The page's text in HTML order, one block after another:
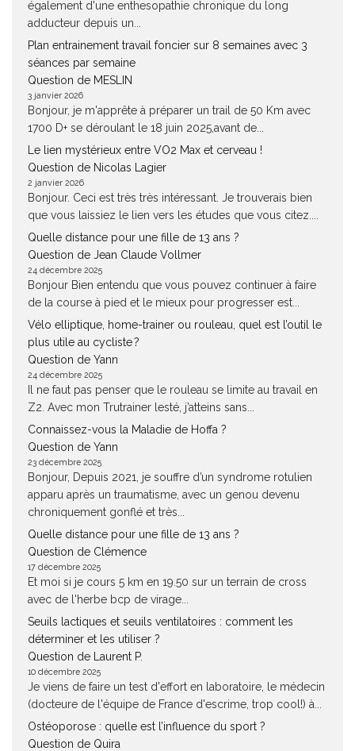
également d'une enthesopathie chronique du long
adducteur depuis un...
Plan entrainement travail foncier sur 8 semaines avec 3
séances par semaine
Question de MESLIN
3 janvier 2026
Bonjour, je m'apprête à préparer un trail de 50 Km avec
1700 D+ se déroulant le 18 juin 2025,avant de...
Le lien mystérieux entre VO2 Max et cerveau !
Question de Nicolas Lagier
2 janvier 2026
Bonjour. Ceci est très très intéressant. Je trouverais bien
que vous laissiez le lien vers les études que vous citez....
Quelle distance pour une fille de 13 ans ?
Question de Jean Claude Vollmer
24 décembre 2025
Bonjour Bien entendu que vous pouvez continuer à faire
de la course à pied et le mieux pour progresser est...
Vélo elliptique, home-trainer ou rouleau, quel est l’outil le
plus utile au cycliste ?
Question de Yann
24 décembre 2025
Il ne faut pas penser que le rouleau se limite au travail en
Z2. Avec mon Trutrainer lesté, j’atteins sans...
Connaissez-vous la Maladie de Hoffa ?
Question de Yann
23 décembre 2025
Bonjour, Depuis 2021, je souffre d’un syndrome rotulien
apparu après un traumatisme, avec un genou devenu
chroniquement gonflé et très...
Quelle distance pour une fille de 13 ans ?
Question de Clémence
17 décembre 2025
Et moi si je cours 5 km en 19.50 sur un terrain de cross
avec de l'herbe bcp de virage...
Seuils lactiques et seuils ventilatoires : comment les
déterminer et les utiliser ?
Question de Laurent P.
10 décembre 2025
Je viens de faire un test d'effort en laboratoire, le médecin
(docteure de l'équipe de France d'escrime, trop cool!) à...
Ostéoporose : quelle est l’influence du sport ?
Question de Quira